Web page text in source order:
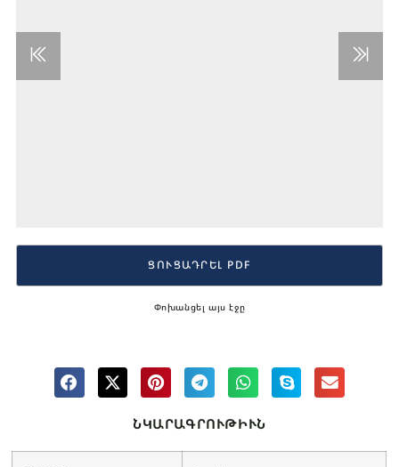
ՆԿԱՐԱԳՐՈՒԹԻՒՆ
Փոխանցել այս էջը
ՑՈՒՑԱԴՐԵԼ PDF